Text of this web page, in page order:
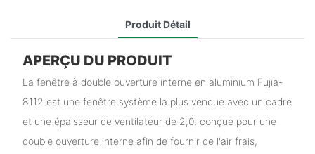
Produit Détail
APERÇU DU PRODUIT
La fenêtre à double ouverture interne en aluminium Fujia-
8112 est une fenêtre système la plus vendue avec un cadre
et une épaisseur de ventilateur de 2,0, conçue pour une
double ouverture interne afin de fournir de l'air frais,